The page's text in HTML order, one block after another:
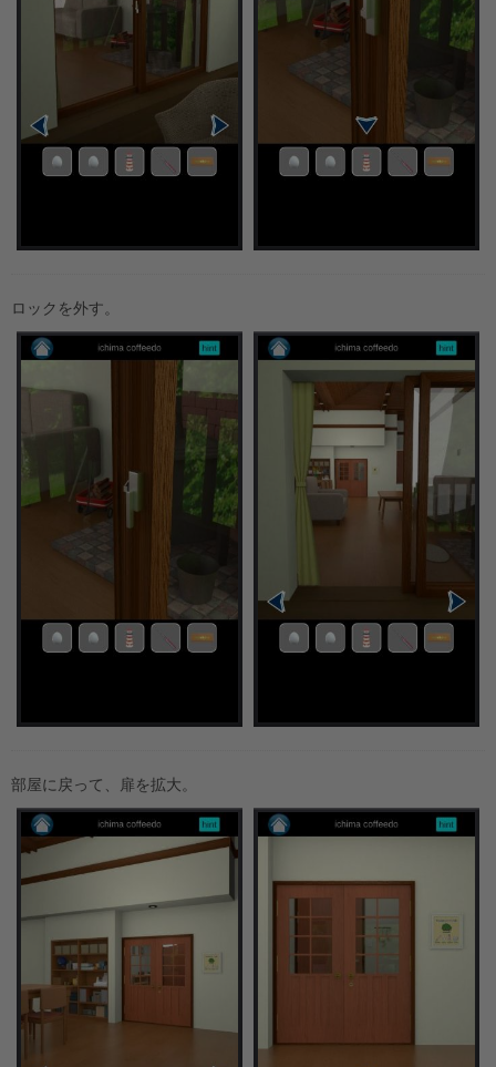
ロックを外す。
部屋に戻って、扉を拡大。